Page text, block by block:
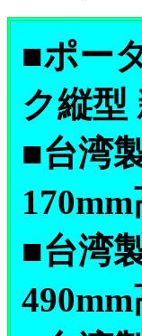
■ポー
ク縦型
■台湾
■台湾